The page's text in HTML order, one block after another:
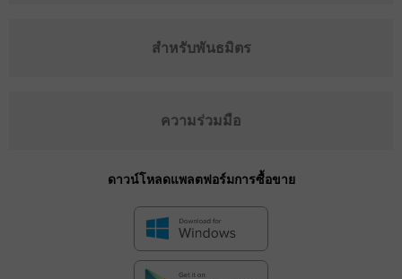
สำหรับพันธมิตร
ความร่วมมือ
ดาวน์โหลดแพลตฟอร์มการซื้อขาย